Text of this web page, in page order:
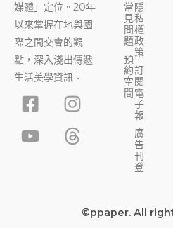
媒體」定位。20年
以來掌握在地與國
際之間交會的觀
點，深入淺出傳遞
生活美學資訊。
F
a
c
I
n
s
t
Y
o
u
T
h
r
e
常
見
問
題
預
約
空
間
隱
私
權
政
策
訂
閱
電
子
報
廣
告
刊
登
©ppaper. All